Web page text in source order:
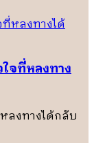
จที่หลงทาง
ลงทางได้กลับ